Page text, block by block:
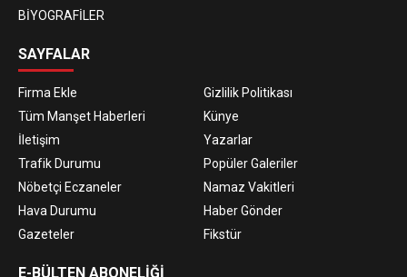
BİYOGRAFİLER
SAYFALAR
Firma Ekle
Gizlilik Politikası
Tüm Manşet Haberleri
Künye
İletişim
Yazarlar
Trafik Durumu
Popüler Galeriler
Nöbetçi Eczaneler
Namaz Vakitleri
Hava Durumu
Haber Gönder
Gazeteler
Fikstür
E-BÜLTEN ABONELİĞİ